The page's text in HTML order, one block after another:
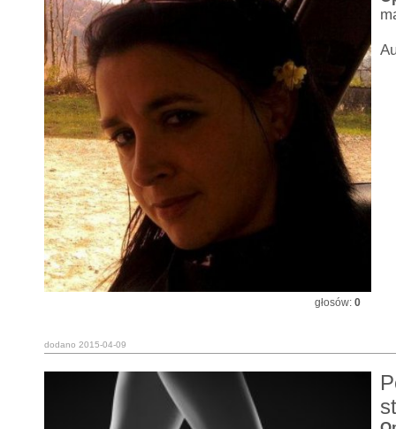
głosów: 0
dodano 2015-04-09